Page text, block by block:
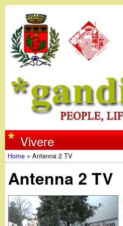
w
w
w
.
Vivere
Tu
sei
qui
Home »Antenna 2 TV
Antenna 2 TV